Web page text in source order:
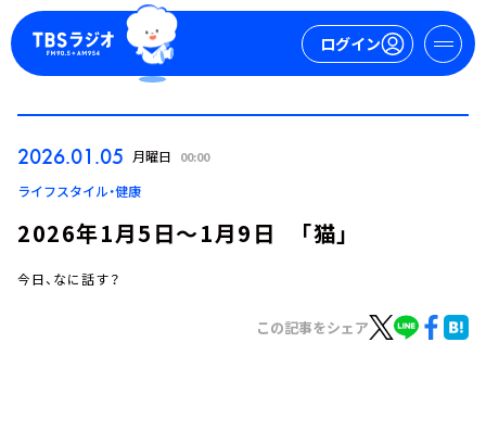
ログイン
ログイン
2026.01.05 月曜日 00:00
ライフスタイル・健康
2026年1月5日～1月9日 「猫」
今日、なに話す？
この記事をシェア